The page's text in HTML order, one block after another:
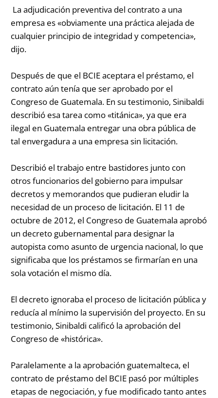
La adjudicación preventiva del contrato a una
empresa es «obviamente una práctica alejada de
cualquier principio de integridad y competencia»,
dijo.
Después de que el BCIE aceptara el préstamo, el
contrato aún tenía que ser aprobado por el
Congreso de Guatemala. En su testimonio, Sinibaldi
describió esa tarea como «titánica», ya que era
ilegal en Guatemala entregar una obra pública de
tal envergadura a una empresa sin licitación.
Describió el trabajo entre bastidores junto con
otros funcionarios del gobierno para impulsar
decretos y memorandos que pudieran eludir la
necesidad de un proceso de licitación. El 11 de
octubre de 2012, el Congreso de Guatemala aprobó
un decreto gubernamental para designar la
autopista como asunto de urgencia nacional, lo que
significaba que los préstamos se firmarían en una
sola votación el mismo día.
El decreto ignoraba el proceso de licitación pública y
reducía al mínimo la supervisión del proyecto. En su
testimonio, Sinibaldi calificó la aprobación del
Congreso de «histórica».
Paralelamente a la aprobación guatemalteca, el
contrato de préstamo del BCIE pasó por múltiples
etapas de negociación, y fue modificado tanto antes